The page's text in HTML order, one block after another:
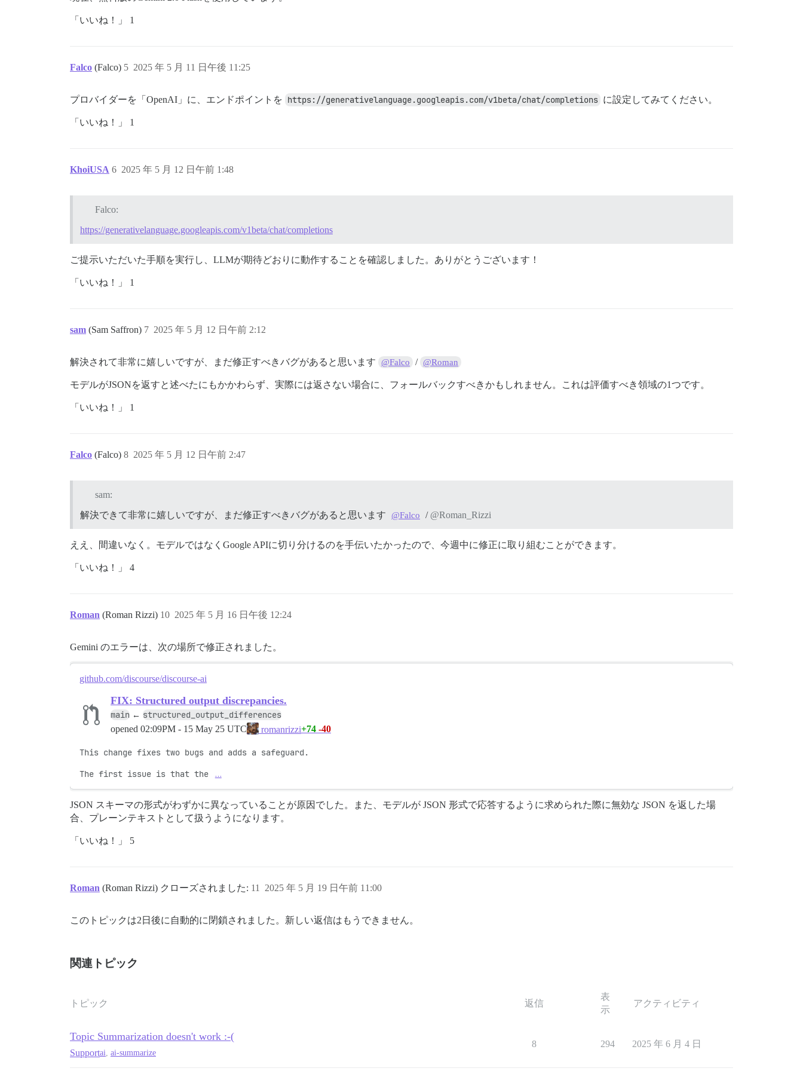
「いいね！」 1
Falco (Falco) 2025 年 5 月 11 日午後 11:25
5
プロバイダーを「OpenAI」に、エンドポイントを https://generativelanguage.googleapis.com/v1beta/chat/completions に設定してみてください。
「いいね！」 1
KhoiUSA 2025 年 5 月 12 日午前 1:48
6
Falco:
https://generativelanguage.googleapis.com/v1beta/chat/completions
ご提示いただいた手順を実行し、LLMが期待どおりに動作することを確認しました。ありがとうございます！
「いいね！」 1
sam (Sam Saffron) 2025 年 5 月 12 日午前 2:12
7
解決されて非常に嬉しいですが、まだ修正すべきバグがあると思います @Falco / @Roman
モデルがJSONを返すと述べたにもかかわらず、実際には返さない場合に、フォールバックすべきかもしれません。これは評価すべき領域の1つです。
「いいね！」 1
Falco (Falco) 2025 年 5 月 12 日午前 2:47
8
sam:
解決できて非常に嬉しいですが、まだ修正すべきバグがあると思います
@Falco / @Roman_Rizzi
ええ、間違いなく。モデルではなくGoogle APIに切り分けるのを手伝いたかったので、今週中に修正に取り組むことができます。
「いいね！」 4
Roman (Roman Rizzi) 2025 年 5 月 16 日午後 12:24
10
Gemini のエラーは、次の場所で修正されました。
github.com/discourse/discourse-ai
FIX: Structured output discrepancies.
main ← structured_output_differences
opened 02:09PM - 15 May 25 UTC romanrizzi+74 -40
This change fixes two bugs and adds a safeguard.
The first issue is that the
…
JSON スキーマの形式がわずかに異なっていることが原因でした。また、モデルが JSON 形式で応答するように求められた際に無効な JSON を返した場
合、プレーンテキストとして扱うようになります。
「いいね！」 5
Roman (Roman Rizzi) クローズされました: 2025 年 5 月 19 日午前 11:00
11
このトピックは2日後に自動的に閉鎖されました。新しい返信はもうできません。
関連トピック
トピック 返信
表
示
アクティビティ
Topic Summarization doesn't work :-(
Supportai, ai-summarize
8 294 2025 年 6 月 4 日